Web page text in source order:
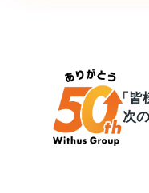
お問い合わせトッ
よくあるご質問
採用情報
「皆
次